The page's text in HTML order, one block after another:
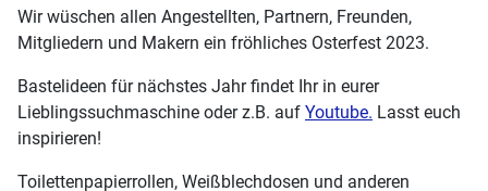
Wir wüschen allen Angestellten, Partnern, Freunden,
Mitgliedern und Makern ein fröhliches Osterfest 2023.
Bastelideen für nächstes Jahr findet Ihr in eurer
Lieblingssuchmaschine oder z.B. auf Youtube. Lasst euch
inspirieren!
Toilettenpapierrollen, Weißblechdosen und anderen